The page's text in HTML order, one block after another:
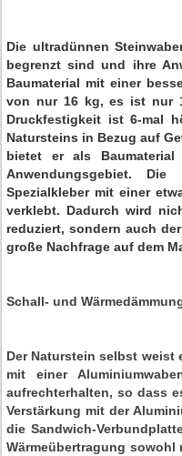
Die ultradünnen
begrenzt sind und ihre
Baumaterial mit einer
von nur 16 kg, es ist nur
Druckfestigkeit ist 6-mal
Natursteins in Bezug auf
bietet er als
Anwendungsgebiet.
Spezialkleber mit einer
verklebt. Dadurch wird
reduziert, sondern auch
große Nachfrage auf dem
Schall- und
Der Naturstein selbst weist
mit einer
aufrechterhalten, so dass
Verstärkung mit der
die Sandwich-
Wärmeübertragung